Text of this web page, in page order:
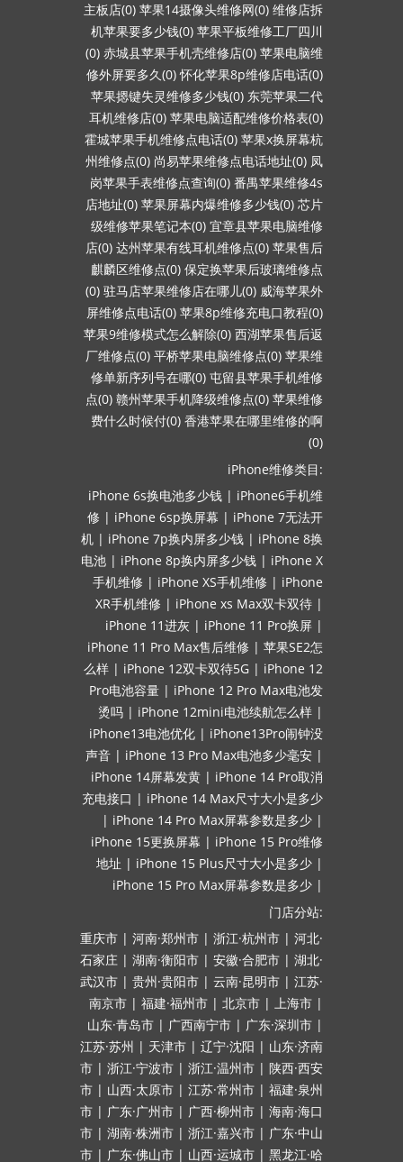
主板店(0) 苹果14摄像头维修网(0) 维修店拆
机苹果要多少钱(0) 苹果平板维修工厂四川
(0) 赤城县苹果手机壳维修店(0) 苹果电脑维
修外屏要多久(0) 怀化苹果8p维修店电话(0)
苹果摁键失灵维修多少钱(0) 东莞苹果二代
耳机维修店(0) 苹果电脑适配维修价格表(0)
霍城苹果手机维修点电话(0) 苹果x换屏幕杭
州维修点(0) 尚易苹果维修点电话地址(0) 凤
岗苹果手表维修点查询(0) 番禺苹果维修4s
店地址(0) 苹果屏幕内爆维修多少钱(0) 芯片
级维修苹果笔记本(0) 宜章县苹果电脑维修
店(0) 达州苹果有线耳机维修点(0) 苹果售后
麒麟区维修点(0) 保定换苹果后玻璃维修点
(0) 驻马店苹果维修店在哪儿(0) 威海苹果外
屏维修点电话(0) 苹果8p维修充电口教程(0)
苹果9维修模式怎么解除(0) 西湖苹果售后返
厂维修点(0) 平桥苹果电脑维修点(0) 苹果维
修单新序列号在哪(0) 屯留县苹果手机维修
点(0) 赣州苹果手机降级维修点(0) 苹果维修
费什么时候付(0) 香港苹果在哪里维修的啊
(0)
iPhone维修类目:
iPhone 6s换电池多少钱 | iPhone6手机维
修 | iPhone 6sp换屏幕 | iPhone 7无法开
机 | iPhone 7p换内屏多少钱 | iPhone 8换
电池 | iPhone 8p换内屏多少钱 | iPhone X
手机维修 | iPhone XS手机维修 | iPhone
XR手机维修 | iPhone xs Max双卡双待 |
iPhone 11进灰 | iPhone 11 Pro换屏 |
iPhone 11 Pro Max售后维修 | 苹果SE2怎
么样 | iPhone 12双卡双待5G | iPhone 12
Pro电池容量 | iPhone 12 Pro Max电池发
烫吗 | iPhone 12mini电池续航怎么样 |
iPhone13电池优化 | iPhone13Pro闹钟没
声音 | iPhone 13 Pro Max电池多少毫安 |
iPhone 14屏幕发黄 | iPhone 14 Pro取消
充电接口 | iPhone 14 Max尺寸大小是多少
| iPhone 14 Pro Max屏幕参数是多少 |
iPhone 15更换屏幕 | iPhone 15 Pro维修
地址 | iPhone 15 Plus尺寸大小是多少 |
iPhone 15 Pro Max屏幕参数是多少 |
门店分站:
重庆市 | 河南·郑州市 | 浙江·杭州市 | 河北·
石家庄 | 湖南·衡阳市 | 安徽·合肥市 | 湖北·
武汉市 | 贵州·贵阳市 | 云南·昆明市 | 江苏·
南京市 | 福建·福州市 | 北京市 | 上海市 |
山东·青岛市 | 广西南宁市 | 广东·深圳市 |
江苏·苏州 | 天津市 | 辽宁·沈阳 | 山东·济南
市 | 浙江·宁波市 | 浙江·温州市 | 陕西·西安
市 | 山西·太原市 | 江苏·常州市 | 福建·泉州
市 | 广东·广州市 | 广西·柳州市 | 海南·海口
市 | 湖南·株洲市 | 浙江·嘉兴市 | 广东·中山
市 | 广东·佛山市 | 山西·运城市 | 黑龙江·哈